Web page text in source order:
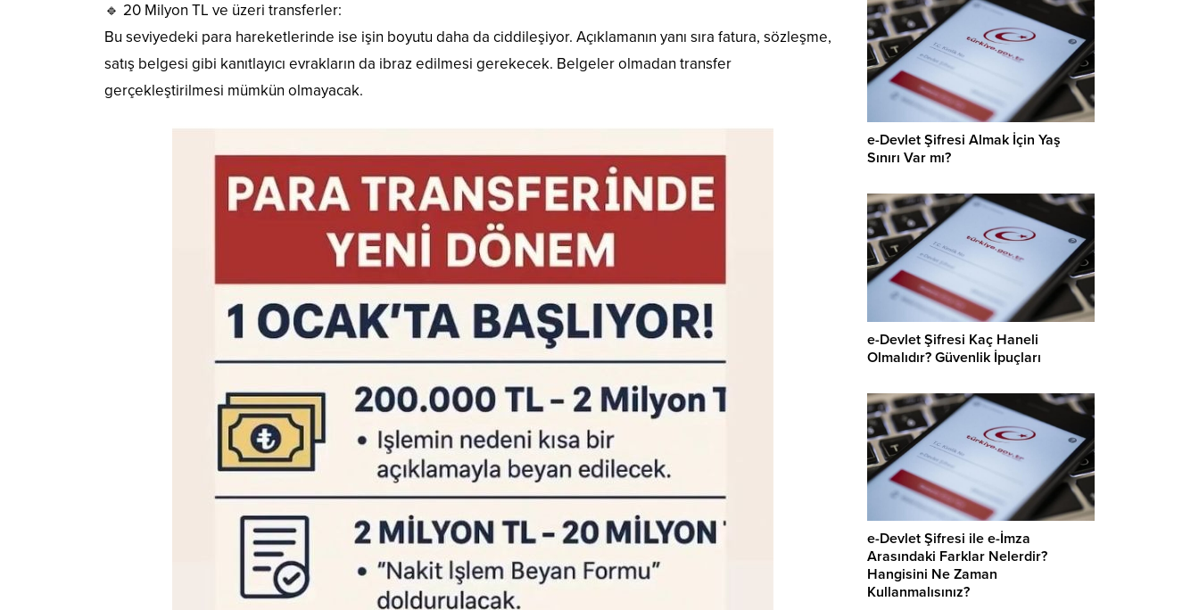
🔹 20 Milyon TL ve üzeri transferler:
Bu seviyedeki para hareketlerinde ise işin boyutu daha da ciddileşiyor. Açıklamanın yanı sıra fatura, sözleşme,
satış belgesi gibi kanıtlayıcı evrakların da ibraz edilmesi gerekecek. Belgeler olmadan transfer
gerçekleştirilmesi mümkün olmayacak.
e-Devlet Şifresi Almak İçin Yaş
Sınırı Var mı?
e-Devlet Şifresi Kaç Haneli
Olmalıdır? Güvenlik İpuçları
e-Devlet Şifresi ile e-İmza
Arasındaki Farklar Nelerdir?
Hangisini Ne Zaman
Kullanmalısınız?